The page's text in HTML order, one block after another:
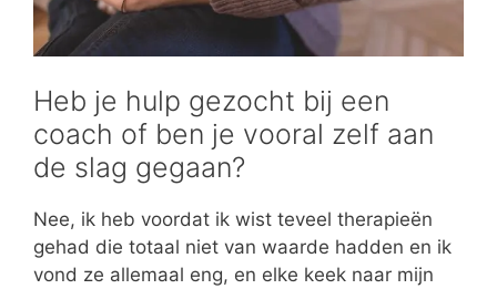
Heb je hulp gezocht bij een
coach of ben je vooral zelf aan
de slag gegaan?
Nee, ik heb voordat ik wist teveel therapieën
gehad die totaal niet van waarde hadden en ik
vond ze allemaal eng, en elke keek naar mijn